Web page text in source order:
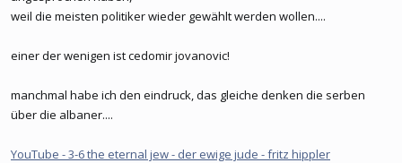
weil die meisten politiker wieder gewählt werden wollen....
einer der wenigen ist cedomir jovanovic!
manchmal habe ich den eindruck, das gleiche denken die serben
über die albaner....
YouTube - 3-6 the eternal jew - der ewige jude - fritz hippler